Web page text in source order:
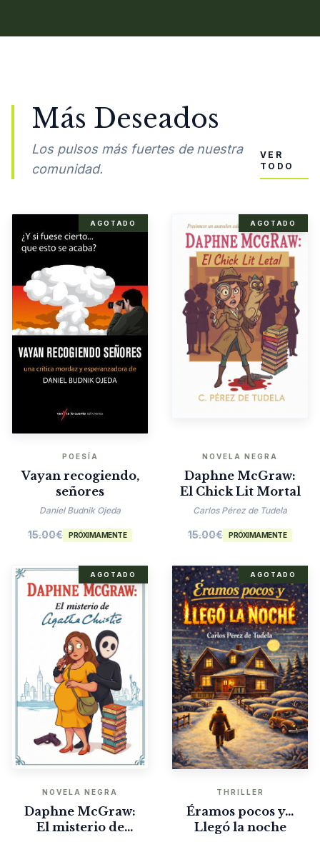
Más Deseados
Los pulsos más fuertes de nuestra
comunidad.
VER
TODO
AGOTADO
POESÍA
Vayan recogiendo,
señores
Daniel Budnik Ojeda
15.00€ PRÓXIMAMENTE
AGOTADO
NOVELA NEGRA
Daphne McGraw:
El Chick Lit Mortal
Carlos Pérez de Tudela
15.00€ PRÓXIMAMENTE
AGOTADO
NOVELA NEGRA
Daphne McGraw:
El misterio de
AGOTADO
THRILLER
Éramos pocos y…
Llegó la noche